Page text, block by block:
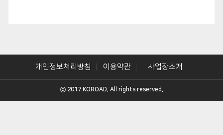
개인정보처리방침 이용약관 사업장소개
ⓒ 2017 KOROAD. All rights reserved.